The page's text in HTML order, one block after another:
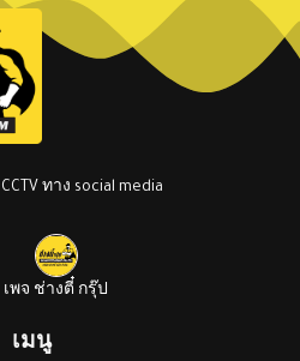
ทาง social media
เพจ ช่างตี๋ กรุ๊ป
เมนู